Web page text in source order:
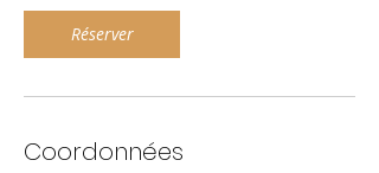
Réserver
Coordonnées